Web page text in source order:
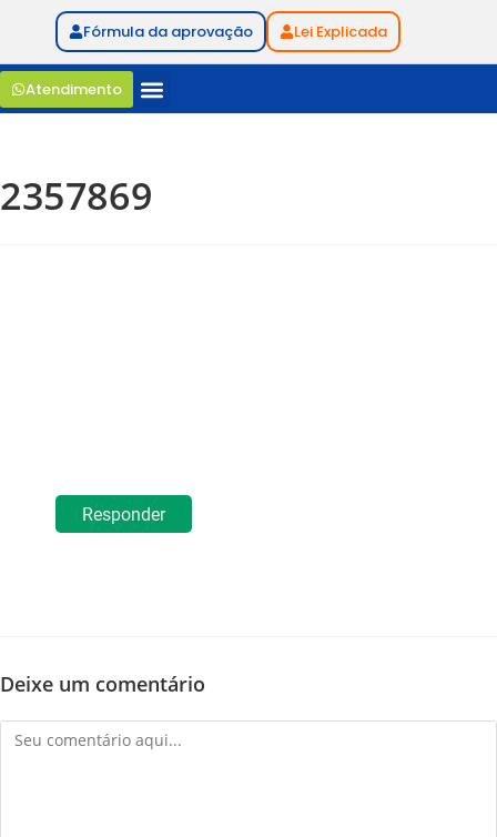
Fórmula da aprovação Lei Explicada
Atendimento
2357869
Responder
Deixe um comentário